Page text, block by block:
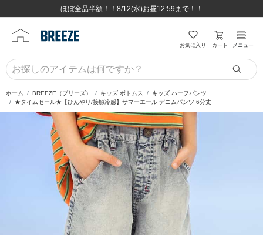
8,800円(税込)以上のお買い物で送料無料♪
ほぼ全品半額！！8/12(水)お昼12:59まで！！
8,800円(税込)以上のお買い物で送料無料♪
ほぼ全品半額！！8/12(水)お昼12:59まで！！
お気に入り カート メニュー
ホーム BREEZE（ブリーズ） キッズ ボトムス
キッズ ハーフパンツ
★タイムセール★【ひんやり/接触冷感】サマーエール デニムパンツ 6分丈